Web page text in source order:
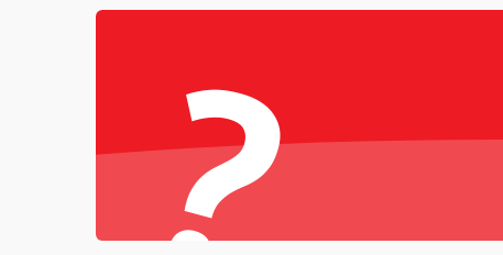
Связь и телеметрия
Температурные и внешние факторы
Пропеллеры
?